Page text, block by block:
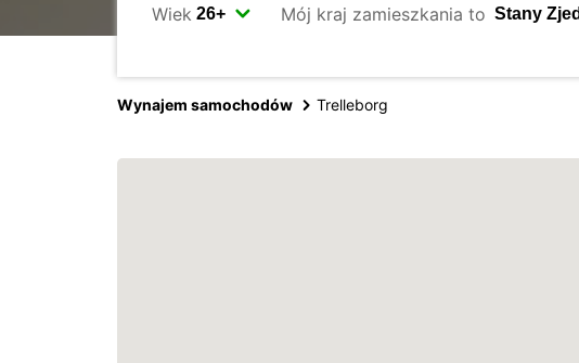
Wiek Mój kraj zamieszkania to
Wynajem samochodów Trelleborg